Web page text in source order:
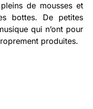
de mousses et
bottes. De petites
qui n’ont pour
produites.